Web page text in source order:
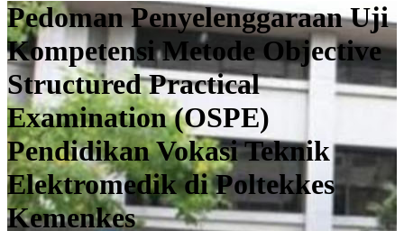
Pedoman Penyelenggaraan Uji
Kompetensi Metode Objective
Structured Practical
Examination (OSPE)
Pendidikan Vokasi Teknik
Elektromedik di Poltekkes
Kemenkes